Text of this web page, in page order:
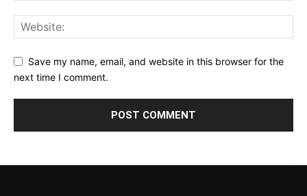
Save my name, email, and website in this browser for the
next time I comment.